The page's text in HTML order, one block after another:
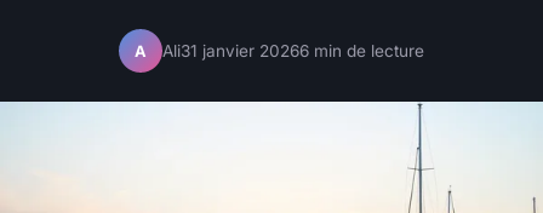
A Ali31 janvier 20266 min de lecture